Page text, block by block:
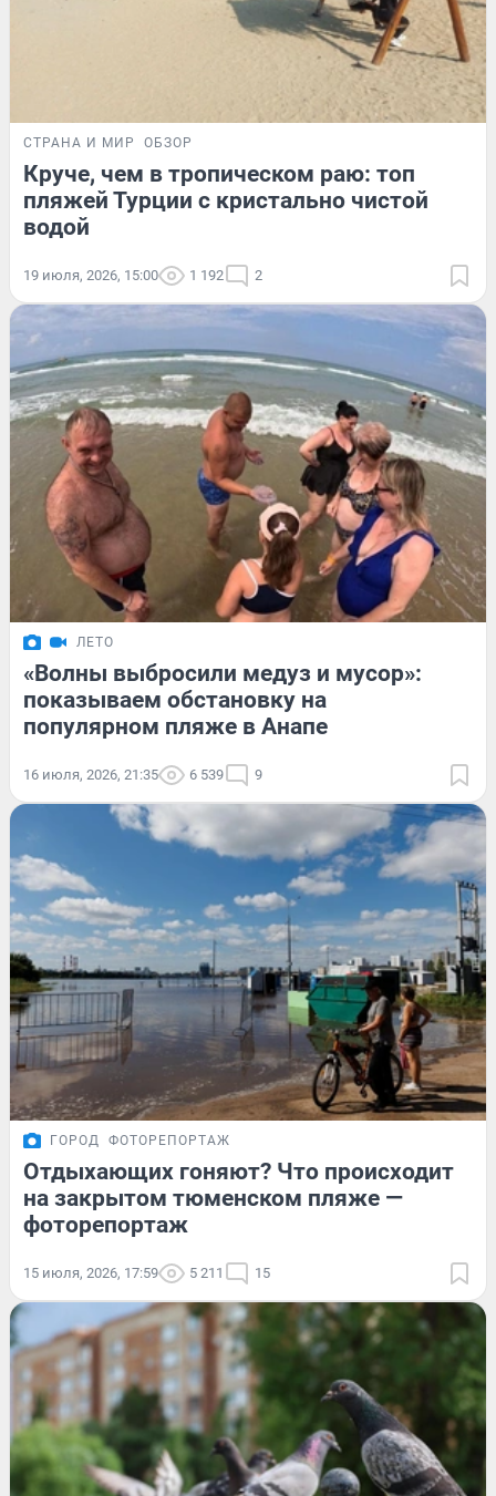
СТРАНА И МИР ОБЗОР
Круче, чем в тропическом раю: топ
пляжей Турции с кристально чистой
водой
19 июля, 2026, 15:00 1 192 2
ЛЕТО
«Волны выбросили медуз и мусор»:
показываем обстановку на
популярном пляже в Анапе
16 июля, 2026, 21:35 6 539 9
ГОРОД ФОТОРЕПОРТАЖ
Отдыхающих гоняют? Что происходит
на закрытом тюменском пляже —
фоторепортаж
15 июля, 2026, 17:59 5 211 15